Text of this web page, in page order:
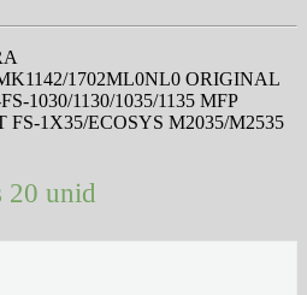
1702ML0NL0 ORIGINAL
1030/1130/1035/1135 MFP
1X35/ECOSYS M2035/M2535
20 unid